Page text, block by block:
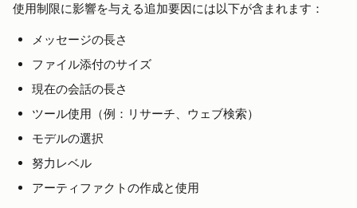
使用制限に影響を与える追加要因には以下が含まれます：
メッセージの長さ
ファイル添付のサイズ
現在の会話の長さ
ツール使用（例：リサーチ、ウェブ検索）
モデルの選択
努力レベル
アーティファクトの作成と使用